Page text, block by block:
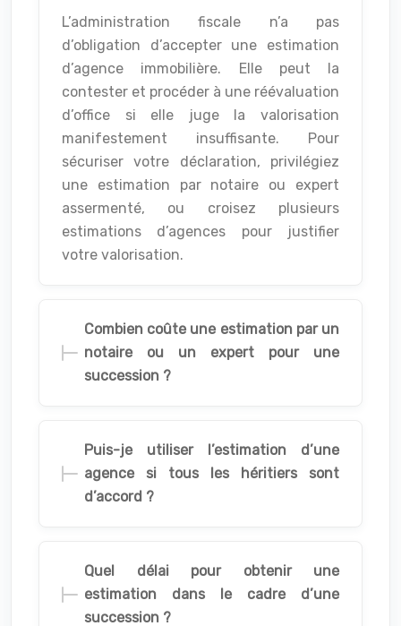
L’administration fiscale n’a pas
d’obligation d’accepter une estimation
d’agence immobilière. Elle peut la
contester et procéder à une réévaluation
d’office si elle juge la valorisation
manifestement insuffisante. Pour
sécuriser votre déclaration, privilégiez
une estimation par notaire ou expert
assermenté, ou croisez plusieurs
estimations d’agences pour justifier
votre valorisation.
Combien coûte une estimation par un
notaire ou un expert pour une
succession ?
Puis-je utiliser l’estimation d’une
agence si tous les héritiers sont
d’accord ?
Quel délai pour obtenir une
estimation dans le cadre d’une
succession ?